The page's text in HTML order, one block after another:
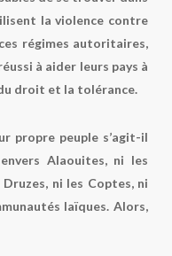
la violence contre
régimes autoritaires,
à aider leurs pays à
droit et la tolérance.
propre peuple s’agit-il
Alaouites, ni les
ni les Coptes, ni
laïques. Alors,